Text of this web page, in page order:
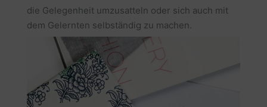
die Gelegenheit umzusatteln oder sich auch mit
dem Gelernten selbständig zu machen.